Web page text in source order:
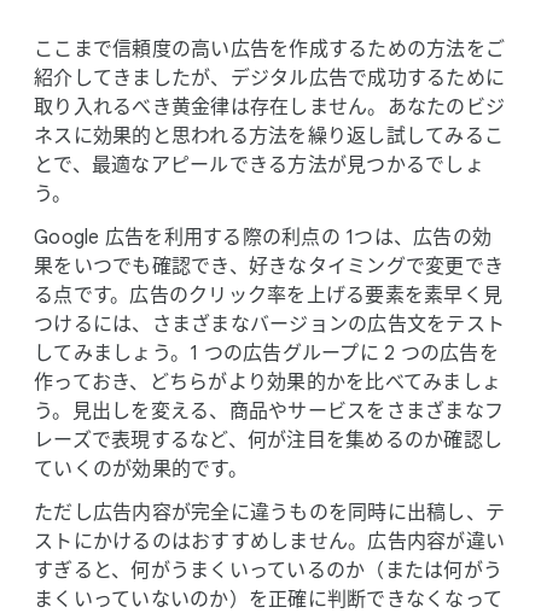
ここまで​信頼度の​高い​広告を​作成する​ための​方法を​ご
紹介してきましたが、​デジタル​広告で​成功する​ために​
取り入れる​べき黄金律は​存在しません。​あなたの​ビジ
ネスに​効果的と​思われる​方​法を​繰り返し試してみる​こ
とで、​最適な​アピールできる​方​法が​見つかるでしょ
う。
Google 広告を​利用する​際の​利点の 1つは、​広告の​効
果を​いつでも​確認でき、​好きな​タイミングで​変更でき
る点です。​広告の​クリック率を​上げる​要素を​素早く​見
つけるには、​さまざまな​バージョンの​広告文を​テスト
してみましょう。​1 つの​広告グループに 2 つの​広告を​
作って​おき、​どちらが​より​効果的かを​比べてみましょ
う。​見出しを​変える、​商品や​サービスを​さまざまな​フ
レーズで​表現するなど、​何が​注目を​集めるのか​確認し
ていくのが​効果的です。
ただし​広告内容が​完全に​違う​ものを​同時に​出稿し、​テ
ストに​かけるのは​おすすめしません。​広告内容が​違い
すぎると、​何が​うまく​いっているのか​（または​何が​う
まく​いっていないのか）を​正確に​判断できなくなって